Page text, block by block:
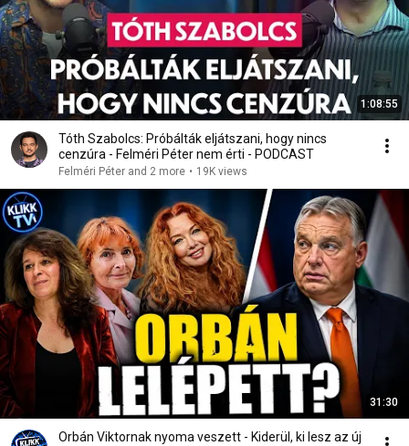
1:08:55
Tóth Szabolcs: Próbálták eljátszani, hogy nincs
cenzúra - Felméri Péter nem érti - PODCAST
Felméri Péter and 2 more • 19K views
31:30
Orbán Viktornak nyoma veszett - Kiderül, ki lesz az új